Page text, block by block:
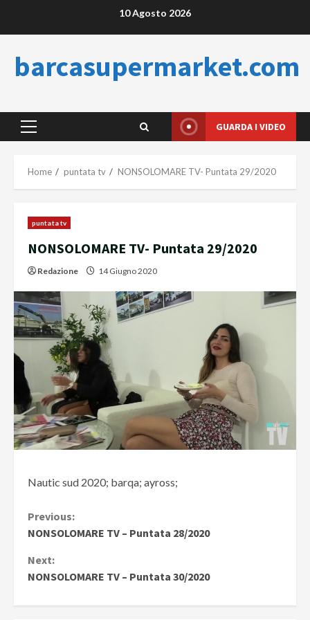
10 Agosto 2026
barcasupermarket.com
Primary
GUARDA I VIDEO
Home puntata tv NONSOLOMARE TV- Puntata 29/2020
puntata tv
NONSOLOMARE TV- Puntata 29/2020
Redazione 14 Giugno 2020
Nautic sud 2020; barqa; ayross;
Continue
Previous:
NONSOLOMARE TV – Puntata 28/2020
Next:
NONSOLOMARE TV – Puntata 30/2020